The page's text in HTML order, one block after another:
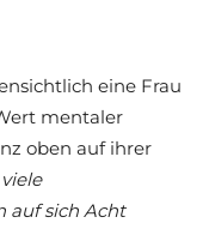
eine Frau
mentaler
oben auf ihrer
auf sich Acht